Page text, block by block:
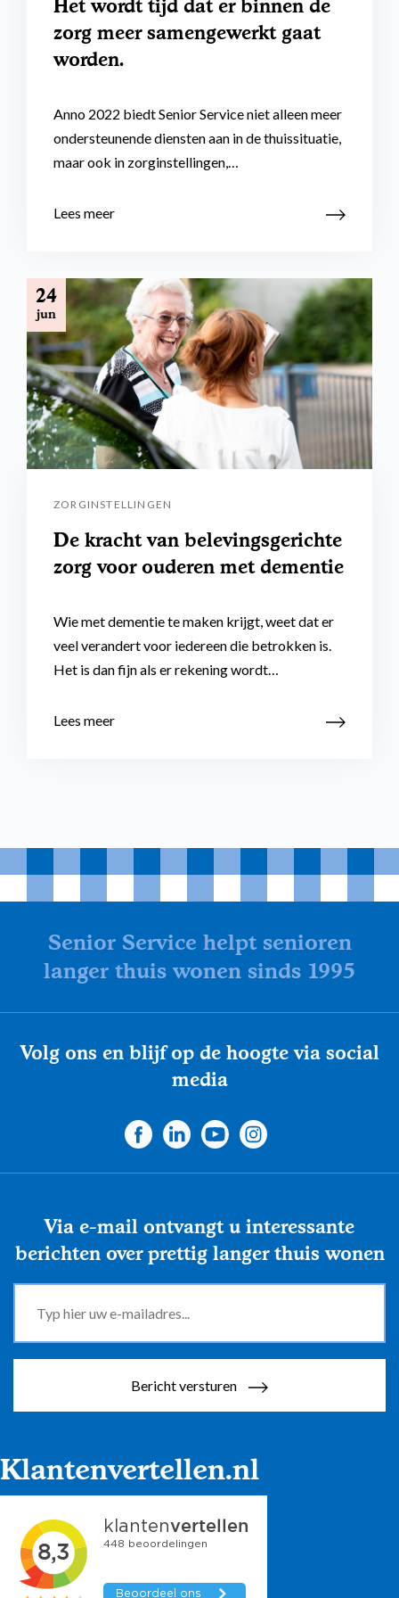
Het wordt tijd dat er binnen de
zorg meer samengewerkt gaat
worden.
Anno 2022 biedt Senior Service niet alleen meer
ondersteunende diensten aan in de thuissituatie,
maar ook in zorginstellingen,…
Lees meer
24
jun
ZORGINSTELLINGEN
De kracht van belevingsgerichte
zorg voor ouderen met dementie
Wie met dementie te maken krijgt, weet dat er
veel verandert voor iedereen die betrokken is.
Het is dan fijn als er rekening wordt…
Lees meer
Senior Service helpt senioren
langer thuis wonen sinds 1995
Volg ons en blijf op de hoogte via social
media
Via e-mail ontvangt u interessante
berichten over prettig langer thuis wonen
Bericht versturen
Klantenvertellen.nl